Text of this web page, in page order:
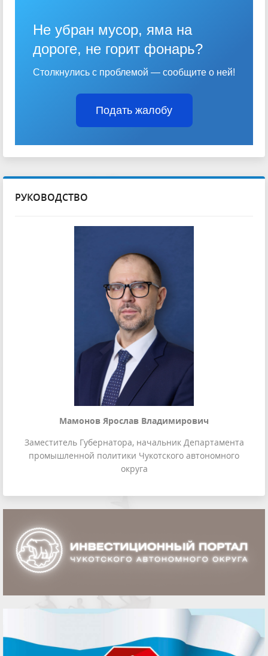
Не убран мусор, яма на
дороге, не горит фонарь?
Столкнулись с проблемой — сообщите о ней!
Подать жалобу
РУКОВОДСТВО
Мамонов Ярослав Владимирович
Заместитель Губернатора, начальник Департамента
промышленной политики Чукотского автономного
округа